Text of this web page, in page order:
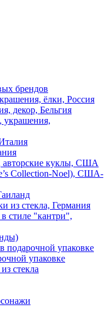
брендов
ёлки, Россия
декор, Бельгия
украшения,
авторские куклы, США
Collection-Noel), США-
из стекла, Германия
стиле "кантри",
упаковке
упаковке
стекла